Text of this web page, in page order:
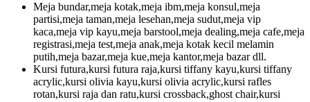
Meja bundar,meja kotak,meja ibm,meja konsul,meja
partisi,meja taman,meja lesehan,meja sudut,meja vip
kaca,meja vip kayu,meja barstool,meja dealing,meja cafe,meja
registrasi,meja test,meja anak,meja kotak kecil melamin
putih,meja bazar,meja kue,meja kantor,meja bazar dll.
Kursi futura,kursi futura raja,kursi tiffany kayu,kursi tiffany
acrylic,kursi olivia kayu,kursi olivia acrylic,kursi rafles
rotan,kursi raja dan ratu,kursi crossback,ghost chair,kursi